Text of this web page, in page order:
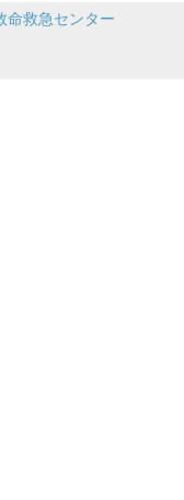
命救急センター